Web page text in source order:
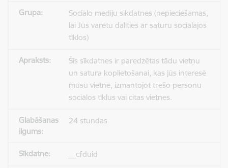
Sociālo mediju sīkdatnes (nepieciešamas,
lai Jūs varētu dalīties ar saturu sociālajos
tīklos)
Šīs sīkdatnes ir paredzētas tādu vietņu
un satura koplietošanai, kas jūs interesē
mūsu vietnē, izmantojot trešo personu
sociālos tīklus vai citas vietnes.
24 stundas
__cfduid